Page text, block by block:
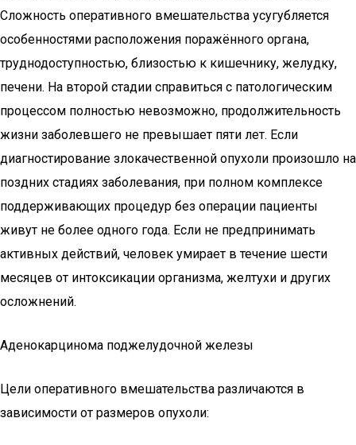
Сложность оперативного вмешательства усугубляется
особенностями расположения поражённого органа,
труднодоступностью, близостью к кишечнику, желудку,
печени. На второй стадии справиться с патологическим
процессом полностью невозможно, продолжительность
жизни заболевшего не превышает пяти лет. Если
диагностирование злокачественной опухоли произошло на
поздних стадиях заболевания, при полном комплексе
поддерживающих процедур без операции пациенты
живут не более одного года. Если не предпринимать
активных действий, человек умирает в течение шести
месяцев от интоксикации организма, желтухи и других
осложнений.
Аденокарцинома поджелудочной железы
Цели оперативного вмешательства различаются в
зависимости от размеров опухоли: